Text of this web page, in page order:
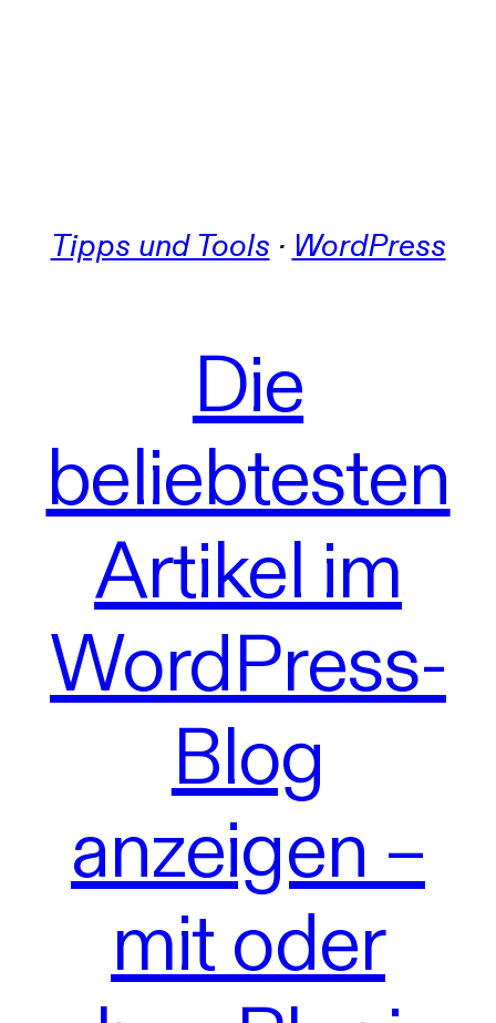
Tipps und Tools · WordPress
Die
beliebtesten
Artikel im
WordPress-
Blog
anzeigen –
mit oder